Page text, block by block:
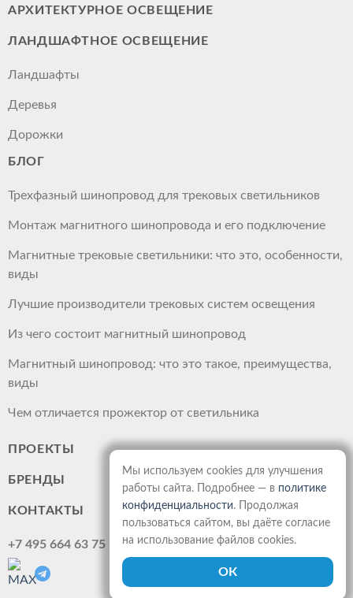
АРХИТЕКТУРНОЕ ОСВЕЩЕНИЕ
ЛАНДШАФТНОЕ ОСВЕЩЕНИЕ
Ландшафты
Деревья
Дорожки
БЛОГ
Трехфазный шинопровод для трековых светильников
Монтаж магнитного шинопровода и его подключение
Магнитные трековые светильники: что это, особенности,
виды
Лучшие производители трековых систем освещения
Из чего состоит магнитный шинопровод
Магнитный шинопровод: что это такое, преимущества,
виды
Чем отличается прожектор от светильника
ПРОЕКТЫ
БРЕНДЫ
КОНТАКТЫ
+7 495 664 63 75
Мы используем cookies для улучшения
работы сайта. Подробнее — в политике
конфиденциальности. Продолжая
пользоваться сайтом, вы даёте согласие
на использование файлов cookies.